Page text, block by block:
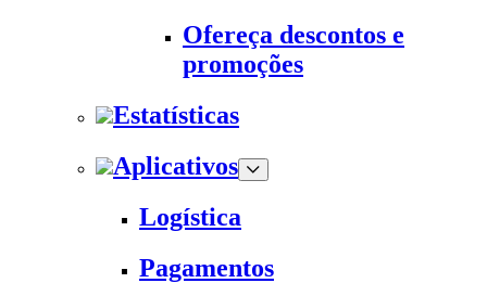
Ofereça descontos e
promoções
Estatísticas
Aplicativos
Logística
Pagamentos